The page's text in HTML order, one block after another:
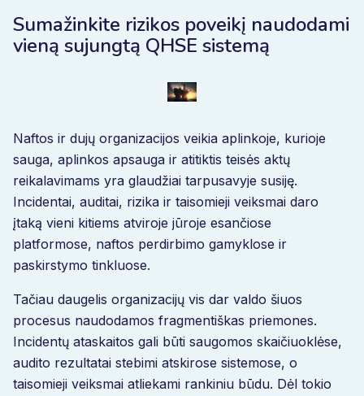
Sumažinkite rizikos poveikį naudodami
vieną sujungtą QHSE sistemą
Naftos ir dujų organizacijos veikia aplinkoje, kurioje
sauga, aplinkos apsauga ir atitiktis teisės aktų
reikalavimams yra glaudžiai tarpusavyje susiję.
Incidentai, auditai, rizika ir taisomieji veiksmai daro
įtaką vieni kitiems atviroje jūroje esančiose
platformose, naftos perdirbimo gamyklose ir
paskirstymo tinkluose.
Tačiau daugelis organizacijų vis dar valdo šiuos
procesus naudodamos fragmentiškas priemones.
Incidentų ataskaitos gali būti saugomos skaičiuoklėse,
audito rezultatai stebimi atskirose sistemose, o
taisomieji veiksmai atliekami rankiniu būdu. Dėl tokio